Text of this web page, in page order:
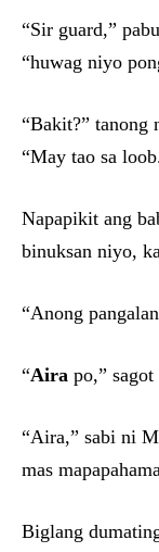
“Sir guard,”
“huwag niyo
“Bakit?” tanong
“May tao sa
Napapikit ang
binuksan niyo,
“Anong
“Aira po,”
“Aira,” sabi ni
mas
Biglang